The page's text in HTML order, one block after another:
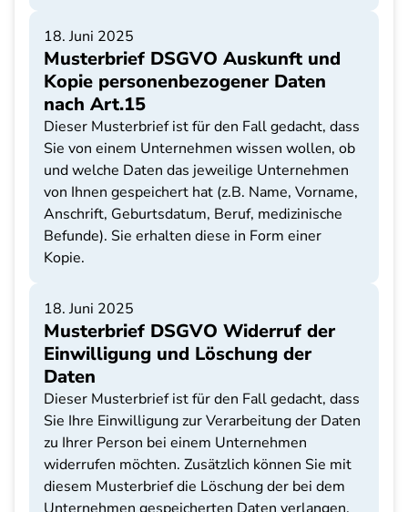
18. Juni 2025
Musterbrief DSGVO Auskunft und
Kopie personenbezogener Daten
nach Art.15
Dieser Musterbrief ist für den Fall gedacht, dass
Sie von einem Unternehmen wissen wollen, ob
und welche Daten das jeweilige Unternehmen
von Ihnen gespeichert hat (z.B. Name, Vorname,
Anschrift, Geburtsdatum, Beruf, medizinische
Befunde). Sie erhalten diese in Form einer
Kopie.
18. Juni 2025
Musterbrief DSGVO Widerruf der
Einwilligung und Löschung der
Daten
Dieser Musterbrief ist für den Fall gedacht, dass
Sie Ihre Einwilligung zur Verarbeitung der Daten
zu Ihrer Person bei einem Unternehmen
widerrufen möchten. Zusätzlich können Sie mit
diesem Musterbrief die Löschung der bei dem